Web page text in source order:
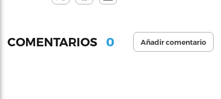
COMENTARIOS 0 Añadir comentario